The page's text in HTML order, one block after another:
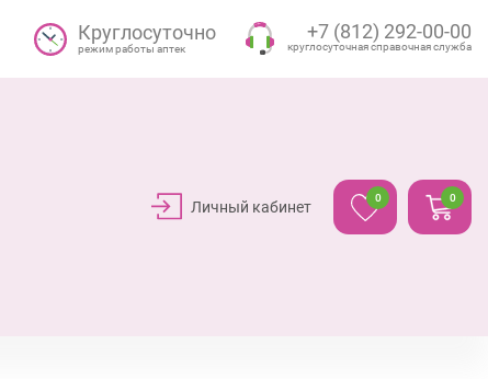
Круглосуточно
режим работы аптек
+7 (812) 292-00-00
круглосуточная справочная служба
Личный кабинет
0 0